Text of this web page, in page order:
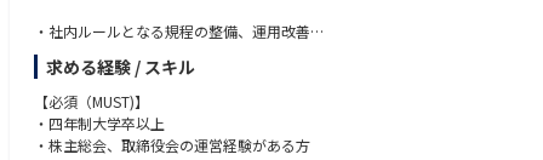
・社内ルールとなる規程の整備、運用改善
稟議規程、職務権限基準表、職務分掌、総務主管規程など、社内ルールの
整備·改
訂·運用改善に関する業務
・リスクマネジメント·BCP関連業務
コンプライアンス委員会の運営補助、重大リスクの評価、BCP·BCM規程
求める経験 / スキル
【必須（MUST)】
・四年制大学卒以上
・株主総会、取締役会の運営経験がある方